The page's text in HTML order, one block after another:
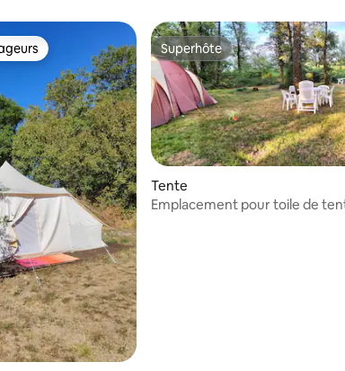
Superhôte
Superhôte
Tente
Emplacement pour toile de